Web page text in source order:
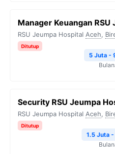
Manager Keuangan
RSU Jeumpa Hospital Aceh,
Ditutup
5 Juta -
Security RSU Jeumpa
RSU Jeumpa Hospital Aceh,
Ditutup
1.5 Juta